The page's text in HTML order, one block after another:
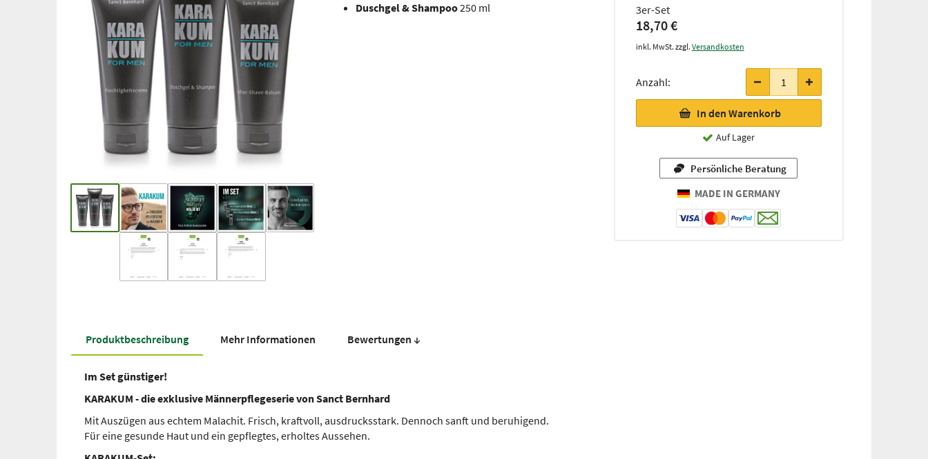
3er-Set
18,70 €
inkl. MwSt. zzgl. Versandkosten
Anzahl:
In den Warenkorb
Auf Lager
Persönliche Beratung
Duschgel & Shampoo250 ml
Produkt­beschreibung Mehr Informationen Bewer­tungen ↓
Im Set günstiger!
KARAKUM - die exklusive Männerpflegeserie von Sanct Bernhard
Mit Auszügen aus echtem Malachit. Frisch, kraftvoll, ausdrucksstark. Dennoch sanft und beruhigend.
Für eine gesunde Haut und ein gepflegtes, erholtes Aussehen.